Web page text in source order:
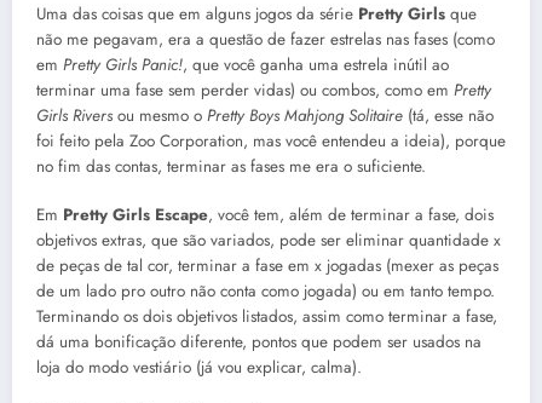
Uma das coisas que em alguns jogos da série Pretty Girls que
não me pegavam, era a questão de fazer estrelas nas fases (como
em Pretty Girls Panic!, que você ganha uma estrela inútil ao
terminar uma fase sem perder vidas) ou combos, como em Pretty
Girls Rivers ou mesmo o Pretty Boys Mahjong Solitaire (tá, esse não
foi feito pela Zoo Corporation, mas você entendeu a ideia), porque
no fim das contas, terminar as fases me era o suficiente.
Em Pretty Girls Escape, você tem, além de terminar a fase, dois
objetivos extras, que são variados, pode ser eliminar quantidade x
de peças de tal cor, terminar a fase em x jogadas (mexer as peças
de um lado pro outro não conta como jogada) ou em tanto tempo.
Terminando os dois objetivos listados, assim como terminar a fase,
dá uma bonificação diferente, pontos que podem ser usados na
loja do modo vestiário (já vou explicar, calma).